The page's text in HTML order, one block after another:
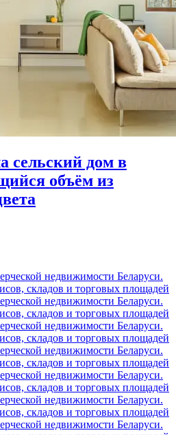
сельский дом в
объём из
недвижимости Беларуси.
складов и торговых площадей
недвижимости Беларуси.
складов и торговых площадей
недвижимости Беларуси.
складов и торговых площадей
недвижимости Беларуси.
складов и торговых площадей
недвижимости Беларуси.
складов и торговых площадей
недвижимости Беларуси.
складов и торговых площадей
недвижимости Беларуси.